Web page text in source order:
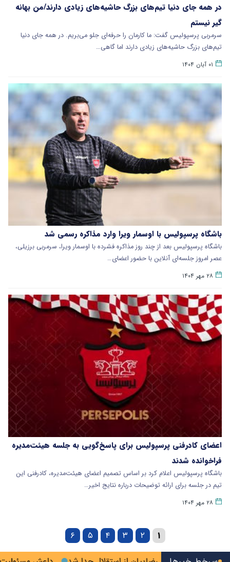
در همه جای دنیا تیم‌های بزرگ حاشیه‌های زیادی دارند/من بهانه
گیر نیستم
سرمربی پرسپولیس گفت: ما کارمان را حرفه‌ای جلو می‌بریم. در همه جای دنیا
تیم‌های بزرگ حاشیه‌های زیادی دارند اما گاهی…
۰۱ آبان ۱۴۰۴
باشگاه پرسپولیس با اوسمار ویرا وارد مذاکره رسمی شد
باشگاه پرسپولیس بعد از چند روز مذاکره فشرده با اوسمار ویرا، سرمربی برزیلی،
عصر امروز جلسه‌ای آنلاین با حضور اعضای…
۲۸ مهر ۱۴۰۴
اعضای کادرفنی پرسپولیس برای پاسخ‌گویی به جلسه هیئت‌مدیره
فراخوانده شدند
باشگاه پرسپولیس اعلام کرد بر اساس تصمیم اعضای هیئت‌مدیره، کادرفنی این
تیم در جلسه برای ارائه توضیحات درباره نتایج اخیر…
۲۸ مهر ۱۴۰۴
۱ ۲ ۳ ۴ ۵ ۶